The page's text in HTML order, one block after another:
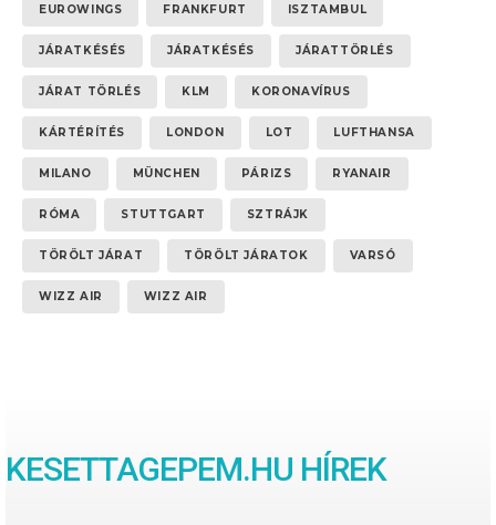
EUROWINGS FRANKFURT ISZTAMBUL
JÁRATKÉSÉS JÁRATKÉSÉS JÁRATTÖRLÉS
JÁRAT TÖRLÉS KLM KORONAVÍRUS
KÁRTÉRÍTÉS LONDON LOT LUFTHANSA
MILANO MÜNCHEN PÁRIZS RYANAIR
RÓMA STUTTGART SZTRÁJK
TÖRÖLT JÁRAT TÖRÖLT JÁRATOK VARSÓ
WIZZ AIR WIZZ AIR
KESETTAGEPEM.HU HÍREK